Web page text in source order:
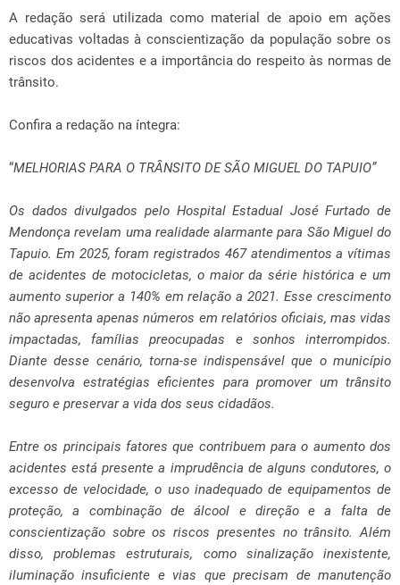
A redação será utilizada como material de apoio em ações
educativas voltadas à conscientização da população sobre os
riscos dos acidentes e a importância do respeito às normas de
trânsito.
Confira a redação na íntegra:
“MELHORIAS PARA O TRÂNSITO DE SÃO MIGUEL DO TAPUIO”
Os dados divulgados pelo Hospital Estadual José Furtado de
Mendonça revelam uma realidade alarmante para São Miguel do
Tapuio. Em 2025, foram registrados 467 atendimentos a vítimas
de acidentes de motocicletas, o maior da série histórica e um
aumento superior a 140% em relação a 2021. Esse crescimento
não apresenta apenas números em relatórios oficiais, mas vidas
impactadas, famílias preocupadas e sonhos interrompidos.
Diante desse cenário, torna-se indispensável que o município
desenvolva estratégias eficientes para promover um trânsito
seguro e preservar a vida dos seus cidadãos.
Entre os principais fatores que contribuem para o aumento dos
acidentes está presente a imprudência de alguns condutores, o
excesso de velocidade, o uso inadequado de equipamentos de
proteção, a combinação de álcool e direção e a falta de
conscientização sobre os riscos presentes no trânsito. Além
disso, problemas estruturais, como sinalização inexistente,
iluminação insuficiente e vias que precisam de manutenção